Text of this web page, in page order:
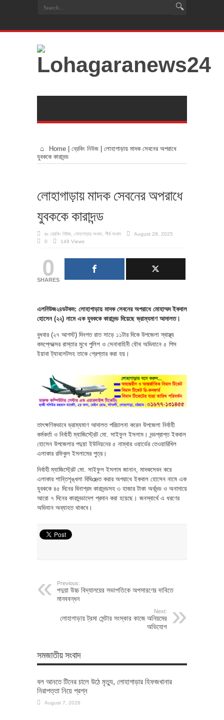
Home ব্রেকিং নিউজ
লোহাগাড়ায় মাদক সেবনের অপরাধে
যুবককে কারাদন্ড
লোহাগাড়ায় মাদক সেবনের অপরাধে
যুবককে কারাদন্ড
in ব্রেকিং নিউজ লোহাগাড়ার সংবাদ শীর্ষ সংবাদ
August 28, 2025
0
149 Views
0
SHARES
এলনিউজ২৪ডটকম: লোহাগাড়ায় মাদক সেবনের অপরাধে মোহাম্মদ ইকবাল
হোসেন (২২) নামে এক যুবককে কারাদন্ড দিয়েছে ভ্রাম্যমাণ আদালত।
বুধবার (২৭ আগস্ট) দিনগত রাত সাড়ে ১১টার দিকে উপজেলা স্বাস্থ্য
কমপ্লেক্সের রাস্তার মুখে পুলিশ ও সেনাবাহিনী যৌথ অভিযানে ৫ পিস
ইয়াবা ট্যাবলেটসহ তাকে গ্রেপ্তার করা হয়।
তাৎক্ষণিকভাবে ভ্রাম্যমাণ আদালত পরিচালনা করেন উপজেলা নির্বাহী
কর্মকর্তা ও নির্বাহী ম্যাজিস্ট্রেট মো. সাইফুল ইসলাম। দন্ডপ্রাপ্ত ইকবাল
হোসেন উপজেলার পদুয়া ইউনিয়নের ৫ নাম্বার ওয়ার্ডের তেওয়ারিখিল
এলাকার রফিকুল ইসলামের পুত্র।
নির্বাহী ম্যাজিস্ট্রেট মো. সাইফুল ইসলাম জানান, মাদকসেবন করে
এলাকার শান্তিশৃঙ্খলা বিঘিœত করার অপরাধে ইকবাল হোসেন নামে এক
যুবককে ৪৫ দিনের বিনাশ্রম কারাদন্ডসহ ৩ হাজার টাকা অর্থদন্ড ও অনাদায়ে
আরো ৭ দিনের কারাদন্ডাদেশ প্রদান করা হয়েছে। জনস্বার্থে এ ধরণের
অভিযান অব্যাহত থাকবে।
Previous:
পদুয়া উচ্চ বিদ্যালয়ের সভাপতিকে অপসারণের দাবিতে
মানববন্ধন
Next:
লোহাগাড়ায় ট্রমা সেন্টার সংস্কার কাজে অনিয়মের
অভিযোগ
সমজাতীয় সংবাদ
বল আনতে টিনের চালে উঠে মৃত্যু, লোহাগাড়ার হিফজখানার
নিরাপত্তা নিয়ে প্রশ্ন
August 7, 2026